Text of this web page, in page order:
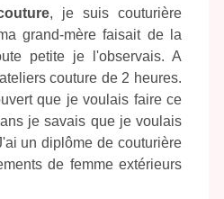
, je suis couturière
grand-mère faisait de la
petite je l'observais. A
couture de 2 heures.
que je voulais faire ce
je savais que je voulais
un diplôme de couturière
de femme extérieurs